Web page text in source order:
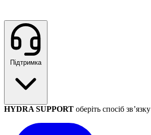
Підтримка
HYDRA SUPPORT оберіть спосіб зв’язку